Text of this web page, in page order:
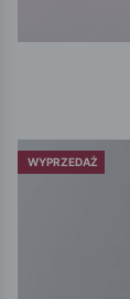
WYPRZEDAŻ